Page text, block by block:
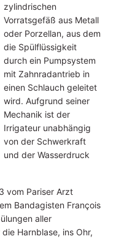
zylindrischen
Vorratsgefäß aus Metall
oder Porzellan, aus dem
die Spülflüssigkeit
durch ein Pumpsystem
mit Zahnradantrieb in
einen Schlauch geleitet
wird. Aufgrund seiner
Mechanik ist der
Irrigateur unabhängig
von der Schwerkraft
und der Wasserdruck
vom Pariser Arzt
Bandagisten François
aller
Harnblase, ins Ohr,